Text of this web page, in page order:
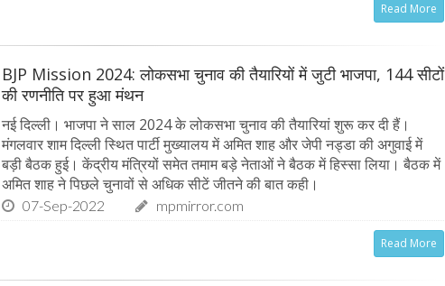
Read More
BJP Mission 2024: लोकसभा चुनाव की तैयारियों में जुटी भाजपा, 144 सीटों
की रणनीति पर हुआ मंथन
नई दिल्ली। भाजपा ने साल 2024 के लोकसभा चुनाव की तैयारियां शुरू कर दी हैं।
मंगलवार शाम दिल्ली स्थित पार्टी मुख्यालय में अमित शाह और जेपी नड्डा की अगुवाई में
बड़ी बैठक हुई। केंद्रीय मंत्रियों समेत तमाम बड़े नेताओं ने बैठक में हिस्सा लिया। बैठक में
अमित शाह ने पिछले चुनावों से अधिक सीटें जीतने की बात कही।
07-Sep-2022 mpmirror.com
Read More